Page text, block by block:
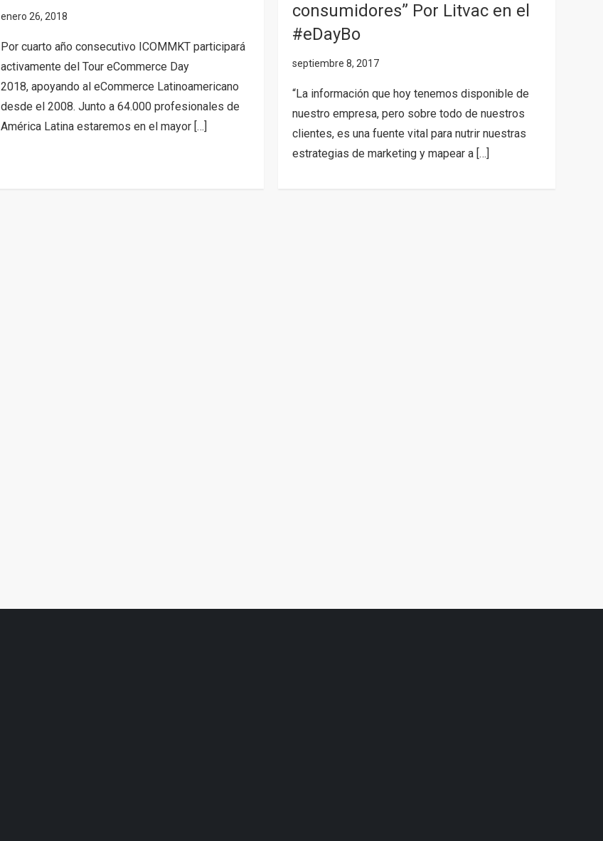
Por cuarto año consecutivo ICOMMKT participará
activamente del Tour eCommerce Day
2018, apoyando al eCommerce Latinoamericano
desde el 2008. Junto a 64.000 profesionales de
América Latina estaremos en el mayor […]
consumidores” Por Litvac en el
#eDayBo
“La información que hoy tenemos disponible de
nuestro empresa, pero sobre todo de nuestros
clientes, es una fuente vital para nutrir nuestras
estrategias de marketing y mapear a […]